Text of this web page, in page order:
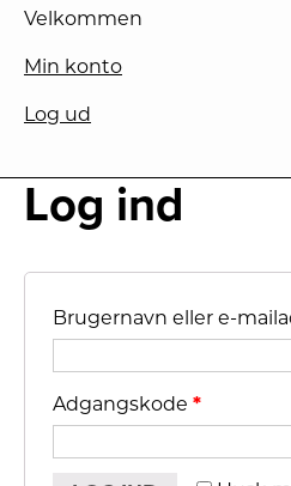
indholdet
Velkommen
Min konto
Log ud
Log ind
Brugernavn eller e-
Adgangskode *